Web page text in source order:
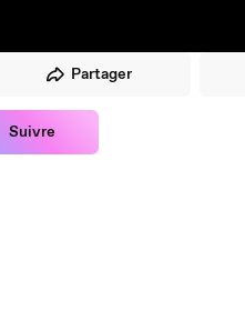
Partager
Suivre